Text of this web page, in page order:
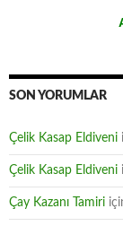
SON YORUMLAR
Çelik Kasap Eldiveni
Çelik Kasap Eldiveni
Çay Kazanı Tamiri